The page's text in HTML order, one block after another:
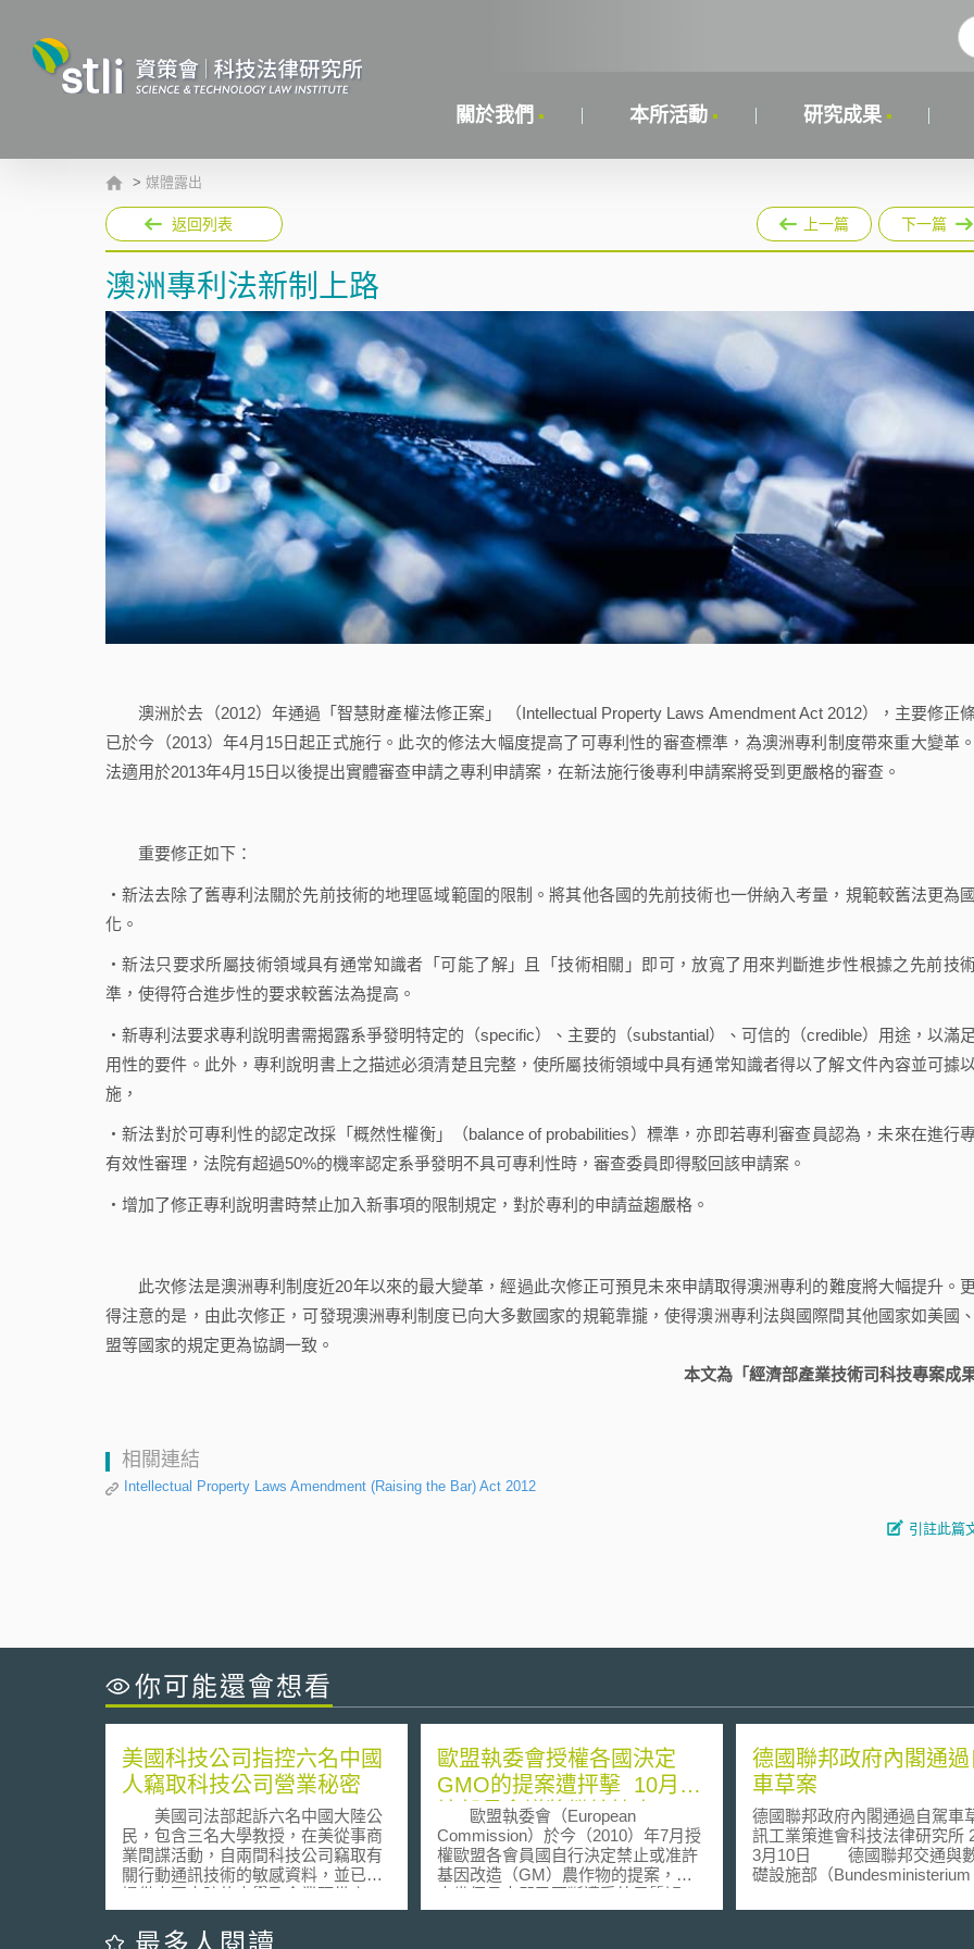
關於我們 本所活動 研究成果
> 媒體露出
返回列表 上一篇 下一篇
澳洲專利法新制上路
澳洲於去（2012）年通過「智慧財產權法修正案」 （Intellectual Property Laws Amendment Act 2012），主要修正
已於今（2013）年4月15日起正式施行。此次的修法大幅度提高了可專利性的審查標準，為澳洲專利制度帶來重大變革
法適用於2013年4月15日以後提出實體審查申請之專利申請案，在新法施行後專利申請案將受到更嚴格的審查。
重要修正如下：
‧新法去除了舊專利法關於先前技術的地理區域範圍的限制。將其他各國的先前技術也一併納入考量，規範較舊法更為
化。
‧新法只要求所屬技術領域具有通常知識者「可能了解」且「技術相關」即可，放寬了用來判斷進步性根據之先前技
準，使得符合進步性的要求較舊法為提高。
‧新專利法要求專利說明書需揭露系爭發明特定的（specific）、主要的（substantial）、可信的（credible）用途，以滿
用性的要件。此外，專利說明書上之描述必須清楚且完整，使所屬技術領域中具有通常知識者得以了解文件內容並可據
施，
‧新法對於可專利性的認定改採「概然性權衡」（balance of probabilities）標準，亦即若專利審查員認為，未來在進行專
有效性審理，法院有超過50%的機率認定系爭發明不具可專利性時，審查委員即得駁回該申請案。
‧增加了修正專利說明書時禁止加入新事項的限制規定，對於專利的申請益趨嚴格。
此次修法是澳洲專利制度近20年以來的最大變革，經過此次修正可預見未來申請取得澳洲專利的難度將大幅提升。
得注意的是，由此次修正，可發現澳洲專利制度已向大多數國家的規範靠攏，使得澳洲專利法與國際間其他國家如美國
盟等國家的規定更為協調一致。
本文為「經濟部產業技術司科技專案成果
相關連結
Intellectual Property Laws Amendment (Raising the Bar) Act 2012
引註此篇
你可能還會想看
美國科技公司指控六名中國
人竊取科技公司營業秘密
美國司法部起訴六名中國大陸公
民，包含三名大學教授，在美從事商
業間諜活動，自兩間科技公司竊取有
關行動通訊技術的敏感資料，並已經
提供中國大陸的大學及企業預備產
製。如果罪名成立，最多可判刑15
年。被竊取營業秘密包括載有薄膜體
歐盟執委會授權各國決定
GMO的提案遭抨擊 10月環
境部長會議將繼續協商
歐盟執委會（European
Commission）於今（2010）年7月授
權歐盟各會員國自行決定禁止或准許
基因改造（GM）農作物的提案，過
去幾個月來即已不斷遭受外界質疑，
在近日（9月27日）召開的農業部長
德國聯邦政府內閣通過
車草案
德國聯邦政府內閣通過自駕車草
訊工業策進會科技法律研究所
3月10日 德國聯邦交通與數位基
礎設施部（Bundesministerium
BMVI）提出之自駕車草案（